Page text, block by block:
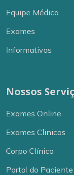
Equipe Médica
Exames
Informativos
Nossos
Exames Online
Exames Clinicos
Corpo Clínico
Portal do Paciente